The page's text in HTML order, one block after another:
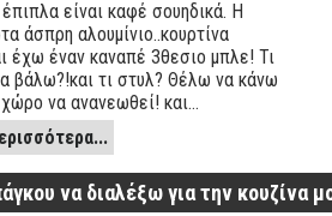
είναι καφέ σουηδικά. Η
άσπρη αλουμίνιο..κουρτίνα
έχω έναν καναπέ 3θεσιο μπλε! Τι
βάλω?!και τι στυλ? Θέλω να κάνω
να ανανεωθεί! και…
να διαλέξω για την κουζίνα